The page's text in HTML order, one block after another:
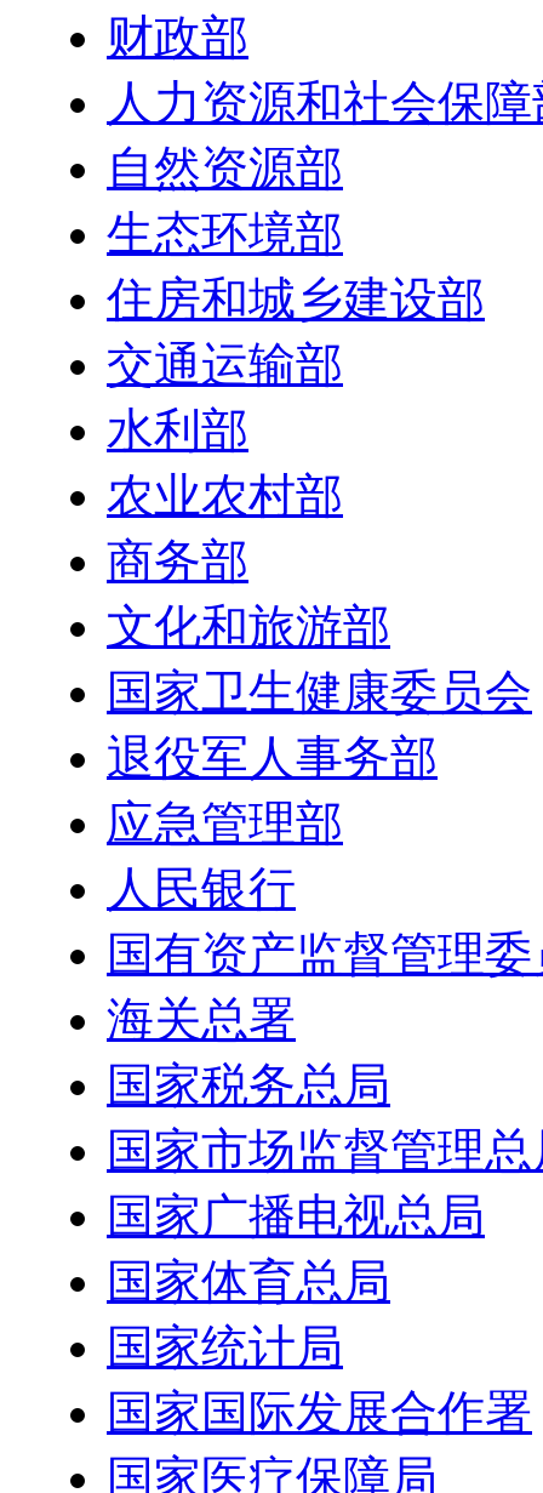
财政部
人力资源和社会保
自然资源部
生态环境部
住房和城乡建设部
交通运输部
水利部
农业农村部
商务部
文化和旅游部
国家卫生健康委员会
退役军人事务部
应急管理部
人民银行
国有资产监督管理
海关总署
国家税务总局
国家市场监督管理
国家广播电视总局
国家体育总局
国家统计局
国家国际发展合作署
国家医疗保障局